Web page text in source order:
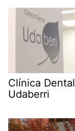
Clínica Dental
Udaberri